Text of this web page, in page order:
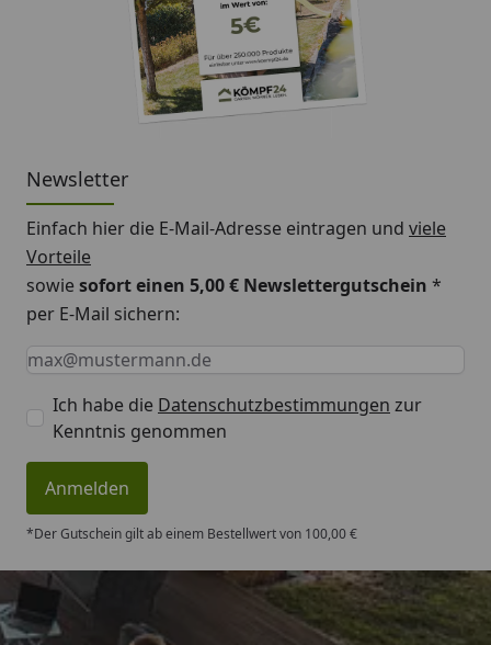
Newsletter
Einfach hier die E-Mail-Adresse eintragen und viele
Vorteile
sowiesofort einen 5,00 € Newslettergutschein *
per E-Mail sichern:
Keine Eingabe erforderlich
Eingabe erforderlich
E-Mail *
Ich habe die Datenschutzbestimmungen zur
Kenntnis genommen
Anmelden
*Der Gutschein gilt ab einem Bestellwert von 100,00 €